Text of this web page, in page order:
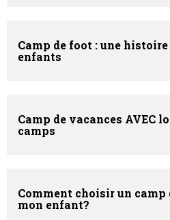
Camp de foot : une
enfants
Camp de vacances AVEC
camps
Comment choisir un camp
mon enfant?